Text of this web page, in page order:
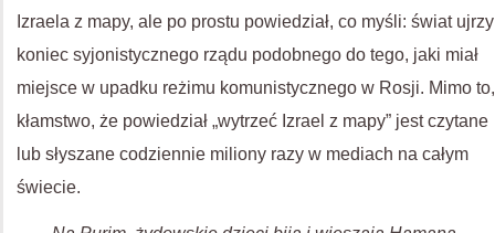
Izraela z mapy, ale po prostu powiedział, co myśli: świat ujrzy
koniec syjonistycznego rządu podobnego do tego, jaki miał
miejsce w upadku reżimu komunistycznego w Rosji. Mimo to,
kłamstwo, że powiedział „wytrzeć Izrael z mapy” jest czytane
lub słyszane codziennie miliony razy w mediach na całym
świecie.